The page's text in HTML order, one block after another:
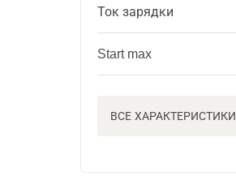
Ток зарядки
Start max
ВСЕ ХАРАКТЕРИСТИКИ